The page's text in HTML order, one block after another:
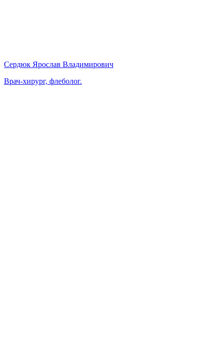
Сердюк Ярослав Владимирович
Врач-хирург, флеболог.